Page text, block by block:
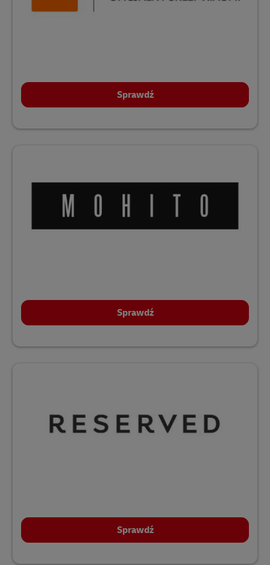
Sprawdź
Sprawdź
Sprawdź